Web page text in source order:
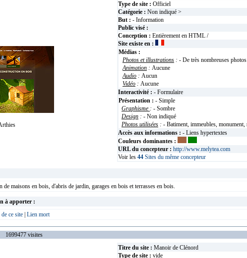
Type de site : Officiel
Catégorie : Non indiqué >
But : - Information
Public visé :
Conception : Entièrement en HTML /
Site existe en :
Médias :
Photos et illustrations : - De très nombreuses photos
Animation : Aucune
Audio : Aucun
Vidéo : Aucune
Interactivité : - Formulaire
Présentation : - Simple
Graphisme : - Sombre
Design : - Non indiqué
Photos utilisées : - Batiment, immeubles, monument,
Accès aux informations : - Liens hypertextes
Couleurs dominantes :
URL du concepteur : http://www.melytea.com
Voir les 44 Sites du même concepteur
maisons en bois, d'abris de jardin, garages en bois et terrasses en bois.
à apporter :
ce site Lien mort
visites
Titre du site : Manoir de Clénord
Type de site : vide